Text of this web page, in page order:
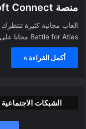
منصة Ubisoft Connect
Battle for Atlas مجانا على منصة Ubisoft Connect. بمناسبة…
أكمل القراءة »
الشبكات الاجتماعية